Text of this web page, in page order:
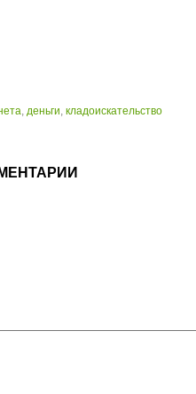
, деньги, кладоискательство